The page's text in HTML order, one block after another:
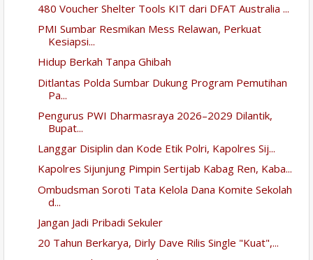
480 Voucher Shelter Tools KIT dari DFAT Australia ...
PMI Sumbar Resmikan Mess Relawan, Perkuat
Kesiapsi...
Hidup Berkah Tanpa Ghibah
Ditlantas Polda Sumbar Dukung Program Pemutihan
Pa...
Pengurus PWI Dharmasraya 2026–2029 Dilantik,
Bupat...
Langgar Disiplin dan Kode Etik Polri, Kapolres Sij...
Kapolres Sijunjung Pimpin Sertijab Kabag Ren, Kaba...
Ombudsman Soroti Tata Kelola Dana Komite Sekolah
d...
Jangan Jadi Pribadi Sekuler
20 Tahun Berkarya, Dirly Dave Rilis Single "Kuat",...